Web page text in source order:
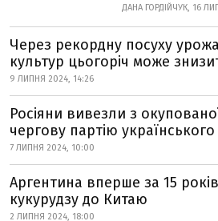
ДАНА ГОРДІЙЧУК, 16
Через рекордну посуху
культур цьогоріч може
9 ЛИПНЯ 2024, 14:26
Росіяни вивезли з
чергову партію
7 ЛИПНЯ 2024, 10:00
Аргентина вперше за 15
кукурудзу до Китаю
2 ЛИПНЯ 2024, 18:00